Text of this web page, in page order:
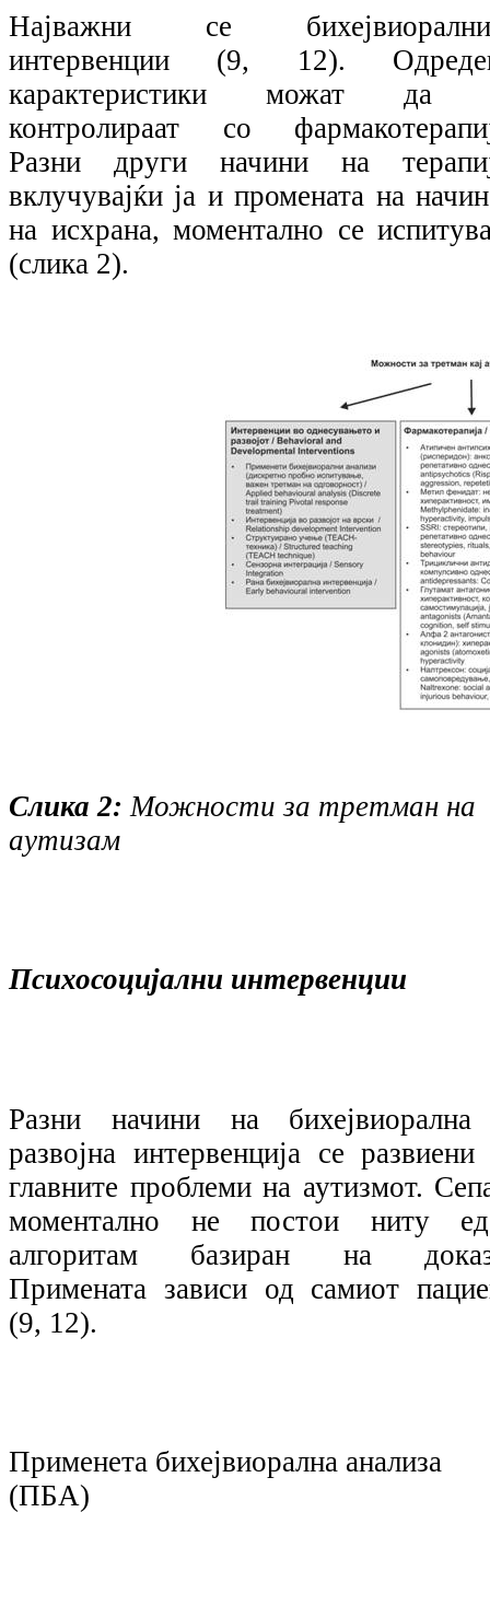
Најважни се
интервенции (9, 12).
карактеристики можат да
контролираат со
Разни други начини на
вклучувајќи ја и промената на
на исхрана, моментално се
(слика 2).
Слика 2:Можности за третман на
аутизам
Психосоцијални интервенции
Разни начини на
развојна интервенција се развиени
главните проблеми на аутизмот.
моментално не постои ниту
алгоритам базиран на
Примената зависи од самиот
(9, 12).
Применета бихејвиорална анализа
(ПБА)